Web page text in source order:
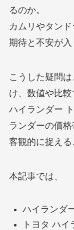
るのか。
カムリやタン
期待と不安が入
こうした疑問
け、数値や比較
ハイランダー
ランダーの価
客観的に捉える
本記事では、
ハイランダ
トヨタ ハ